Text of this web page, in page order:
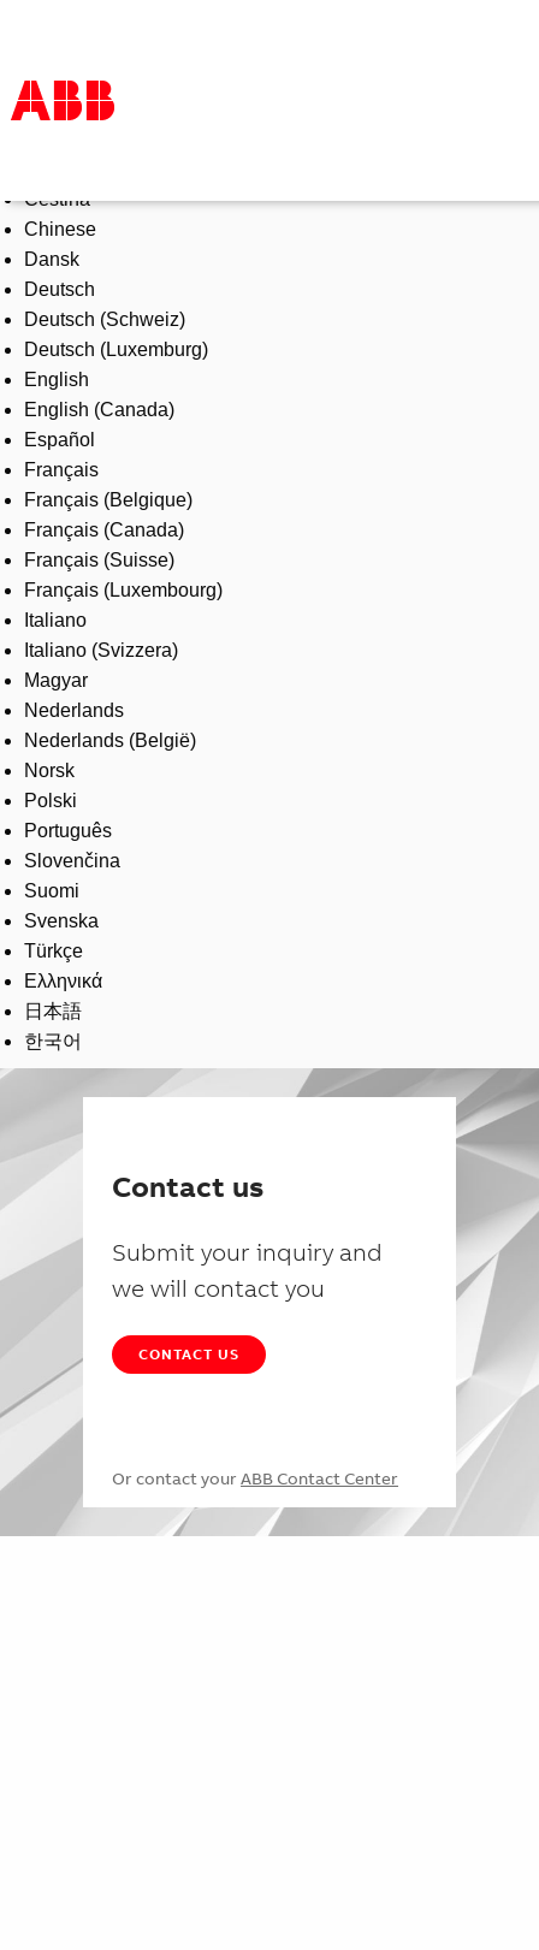
Products & Solutions
Industries
Services
About us
Where to buy
Contact us
Careers
Čeština
Chinese
Dansk
Deutsch
Deutsch (Schweiz)
Deutsch (Luxemburg)
English
English (Canada)
Español
Français
Français (Belgique)
Français (Canada)
Français (Suisse)
Français (Luxembourg)
Italiano
Italiano (Svizzera)
Magyar
Nederlands
Nederlands (België)
Norsk
Polski
Português
Slovenčina
Suomi
Svenska
Türkçe
Ελληνικά
日本語
한국어
Contact us
Submit your inquiry and
we will contact you
CONTACT US
Or contact your ABB Contact Center